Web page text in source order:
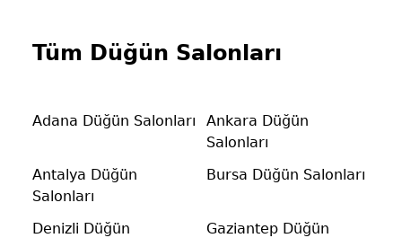
Tüm Düğün Salonları
Adana Düğün Salonları
Ankara Düğün
Salonları
Antalya Düğün
Salonları
Bursa Düğün Salonları
Denizli Düğün
Gaziantep Düğün